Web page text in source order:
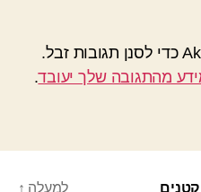
מהתגובה שלך יעובד.
למעלה ↑